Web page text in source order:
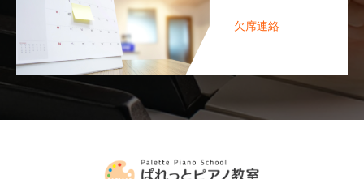
欠席連絡